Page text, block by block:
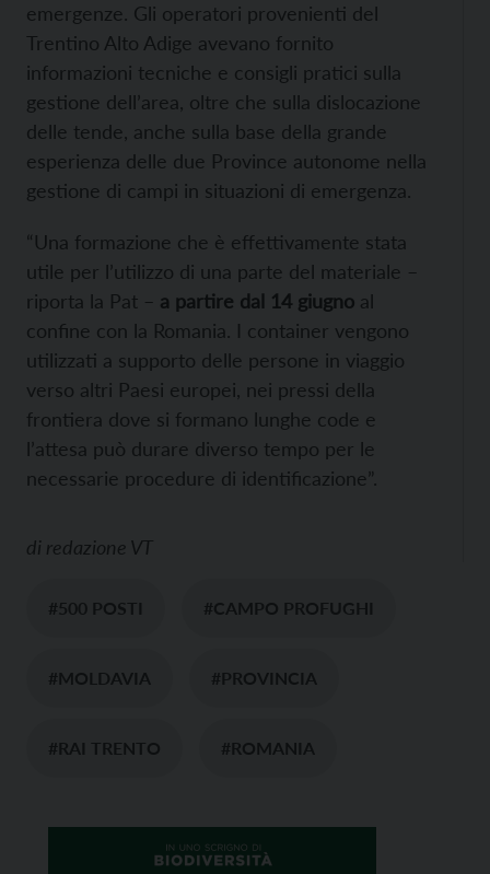
emergenze. Gli operatori provenienti del
Trentino Alto Adige avevano fornito
informazioni tecniche e consigli pratici sulla
gestione dell’area, oltre che sulla dislocazione
delle tende, anche sulla base della grande
esperienza delle due Province autonome nella
gestione di campi in situazioni di emergenza.
“Una formazione che è effettivamente stata
utile per l’utilizzo di una parte del materiale –
riporta la Pat – a partire dal 14 giugno al
confine con la Romania. I container vengono
utilizzati a supporto delle persone in viaggio
verso altri Paesi europei, nei pressi della
frontiera dove si formano lunghe code e
l’attesa può durare diverso tempo per le
necessarie procedure di identificazione”.
di redazione VT
#500 POSTI #CAMPO PROFUGHI
#MOLDAVIA #PROVINCIA
#RAI TRENTO #ROMANIA